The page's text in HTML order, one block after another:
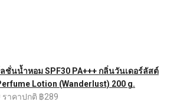
ชั่นน้ำหอม SPF30 PA+++ กลิ่นวันเดอร์ลัสต์
Lotion (Wanderlust) 200 g.
ราคาปกติ ฿289